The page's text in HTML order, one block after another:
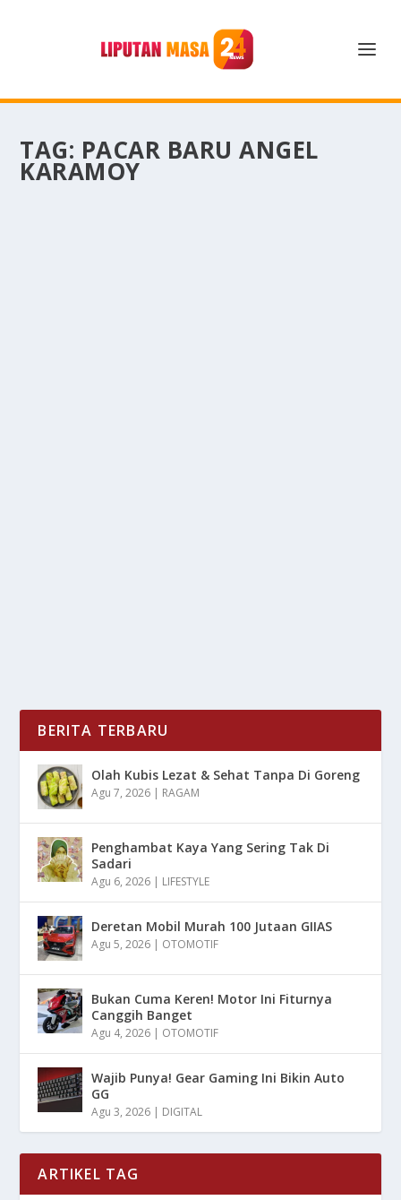
TAG: PACAR BARU ANGEL
KARAMOY
BERITA TERBARU
Olah Kubis Lezat & Sehat Tanpa Di Goreng
Agu 7, 2026 RAGAM
Penghambat Kaya Yang Sering Tak Di
Sadari
Agu 6, 2026 LIFESTYLE
Deretan Mobil Murah 100 Jutaan GIIAS
Agu 5, 2026 OTOMOTIF
Bukan Cuma Keren! Motor Ini Fiturnya
Canggih Banget
Agu 4, 2026 OTOMOTIF
Wajib Punya! Gear Gaming Ini Bikin Auto
GG
Agu 3, 2026 DIGITAL
ARTIKEL TAG